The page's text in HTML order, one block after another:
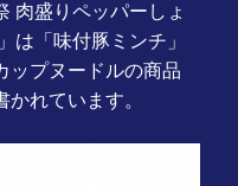
肉盛りペッパーしょ
は「味付豚ミンチ」
ップヌードルの商品
れています。